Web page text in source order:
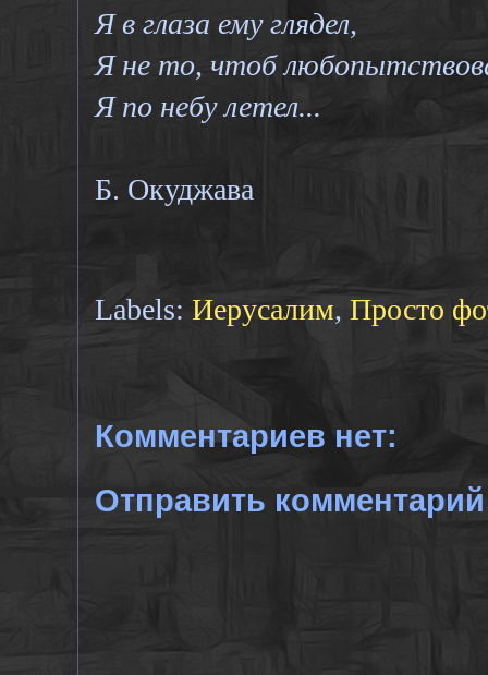
Я в глаза ему глядел,
Я не то, чтоб
Я по небу летел...
Б. Окуджава
Labels: Иерусалим, Просто
Комментариев нет:
Отправить комментарий